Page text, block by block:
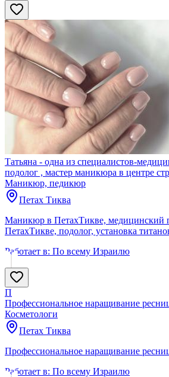
Татьяна - одна из специалистов-
подолог , мастер маникюра в центре
Маникюр, педикюр
Петах Тиква
Маникюр в ПетахТикве, медицинский
ПетахТикве, подолог, установка
Работает в: По всему Израилю
П
Профессиональное наращивание
Косметологи
Петах Тиква
Профессиональное наращивание
Работает в: По всему Израилю